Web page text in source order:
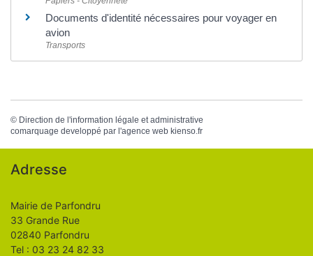
Documents d'identité nécessaires pour voyager en
avion
Transports
© Direction de l'information légale et administrative
comarquage developpé par l'agence web kienso.fr
Adresse
Mairie de Parfondru
33 Grande Rue
02840 Parfondru
Tel : 03 23 24 82 33